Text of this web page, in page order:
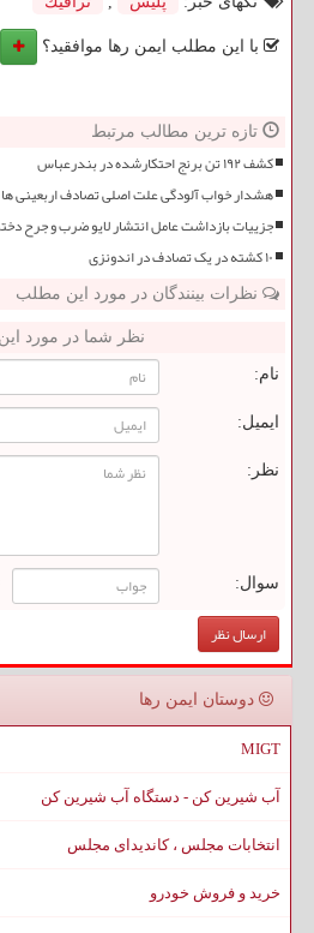
با این مطلب ایمن رها موافقید؟
تازه ترین مطالب مرتبط
کشف ۱۹۲ تن برنج احتکارشده در بندرعباس
هشدار خواب آلودگی علت اصلی تصادف اربعینی
جزییات بازداشت عامل انتشار لایو ضرب و جرح
۱۰ کشته در یک تصادف در اندونزی
نظرات بینندگان در مورد این مطلب
نظر شما در مورد
نام:
ایمیل:
نظر:
سوال:
دوستان ایمن رها
MIGT
آب شیرین کن - دستگاه آب شیرین کن
انتخابات مجلس ، کاندیدای مجلس
خرید و فروش خودرو